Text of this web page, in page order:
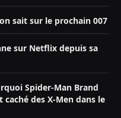
sait sur le prochain 007
sur Netflix depuis sa
Spider-Man Brand
des X-Men dans le